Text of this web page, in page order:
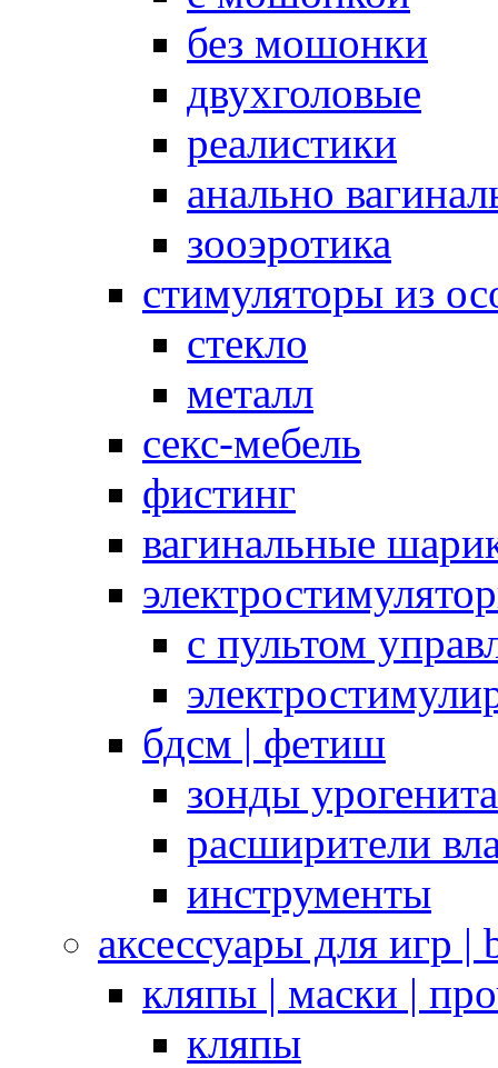
без мошонки
двухголовые
реалистики
анально
зооэротика
стимуляторы из
стекло
металл
секс-мебель
фистинг
вагинальные
с пультом
бдсм | фетиш
зонды
расширители
инструменты
аксессуары для игр |
кляпы | маски |
кляпы